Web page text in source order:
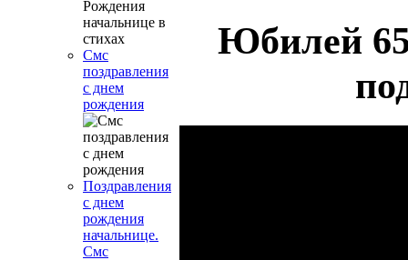
Смс
поздравления
с днем
рождения
Поздравления
с днем
рождения
начальнице.
Смс
Юбилей